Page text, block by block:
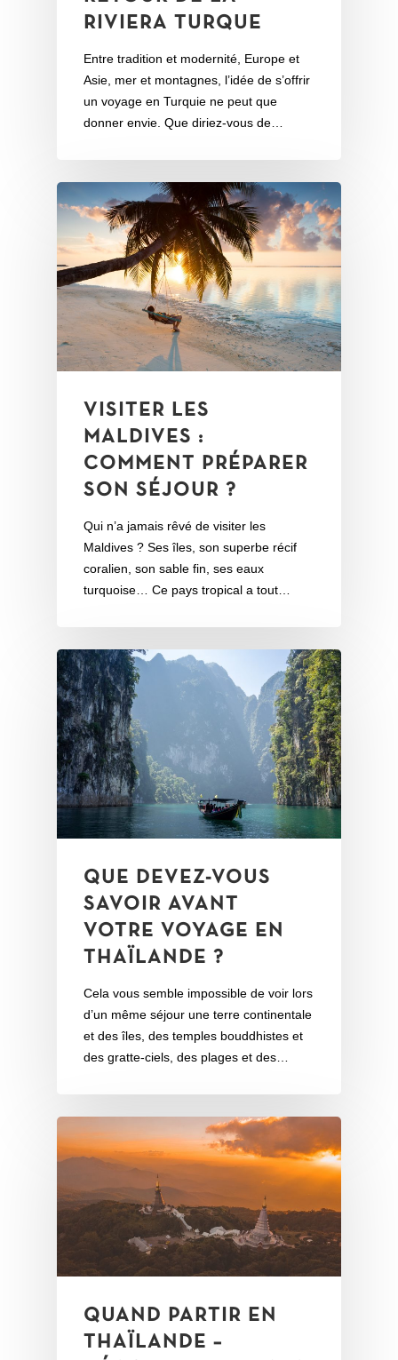
RIVIERA TURQUE
Entre tradition et modernité, Europe et
Asie, mer et montagnes, l’idée de s’offrir
un voyage en Turquie ne peut que
donner envie. Que diriez-vous de…
VISITER LES
MALDIVES :
COMMENT PRÉPARER
SON SÉJOUR ?
Qui n’a jamais rêvé de visiter les
Maldives ? Ses îles, son superbe récif
coralien, son sable fin, ses eaux
turquoise… Ce pays tropical a tout…
QUE DEVEZ-VOUS
SAVOIR AVANT
VOTRE VOYAGE EN
THAÏLANDE ?
Cela vous semble impossible de voir lors
d’un même séjour une terre continentale
et des îles, des temples bouddhistes et
des gratte-ciels, des plages et des…
QUAND PARTIR EN
THAÏLANDE –